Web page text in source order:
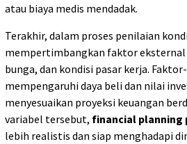
atau biaya medis mendadak.
Terakhir, dalam proses penilaian
mempertimbangkan faktor eksternal
bunga, dan kondisi pasar kerja.
mempengaruhi daya beli dan nilai
menyesuaikan proyeksi keuangan
variabel tersebut, financial planning
lebih realistis dan siap menghadapi